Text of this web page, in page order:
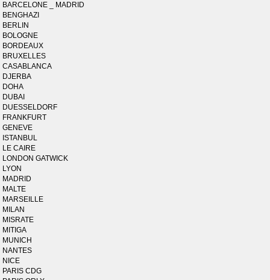
BARCELONE _ MADRID
BENGHAZI
BERLIN
BOLOGNE
BORDEAUX
BRUXELLES
CASABLANCA
DJERBA
DOHA
DUBAI
DUESSELDORF
FRANKFURT
GENEVE
ISTANBUL
LE CAIRE
LONDON GATWICK
LYON
MADRID
MALTE
MARSEILLE
MILAN
MISRATE
MITIGA
MUNICH
NANTES
NICE
PARIS CDG